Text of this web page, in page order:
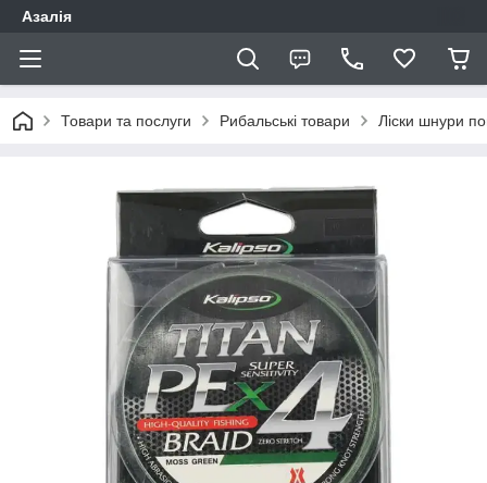
Азалія
Товари та послуги Рибальські товари Ліски шнури